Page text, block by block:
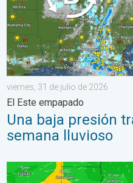
viernes, 31 de julio de 2026
El Este empapado
Una baja presión
semana lluvioso
Bertha, con su forma